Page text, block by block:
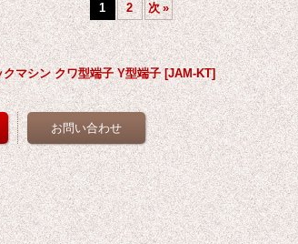
1 2 次 »
マシン クワ型端子 Y型端子 [JAM-KT]